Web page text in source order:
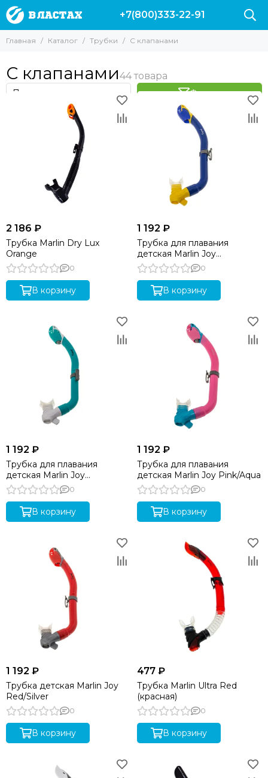
Трубки
С клапанами
Для подводной охоты
Для фридайвинга
+7(800)333-22-91
Главная Каталог Трубки С клапанами
С клапанами
Фильтр
2 186 ₽
Трубка Marlin Dry Lux
Orange
0
В корзину
1 192 ₽
Трубка для плавания
детская Marlin Joy
Blue/Yellow
0
В корзину
1 192 ₽
Трубка для плавания
детская Marlin Joy
Green/White
0
В корзину
1 192 ₽
Трубка для плавания
детская Marlin Joy Pink/Aqua
0
В корзину
1 192 ₽
Трубка детская Marlin Joy
Red/Silver
0
В корзину
477 ₽
Трубка Marlin Ultra Red
(красная)
0
В корзину